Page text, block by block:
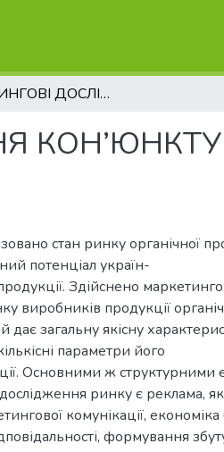
МАРКЕТИНГОВІ ДОСЛІДЖЕННЯ КОН’ЮНКТУРИ РИНКУ ОРГАНІЧНОЇ ПРОДУКЦІЇ
стан ринку органічної
потенціал україн-
Здійснено
виробників продукції
загальну якісну
параметри його
Основними ж структурними
ринку є реклама, як
комунікації, економіка
формування